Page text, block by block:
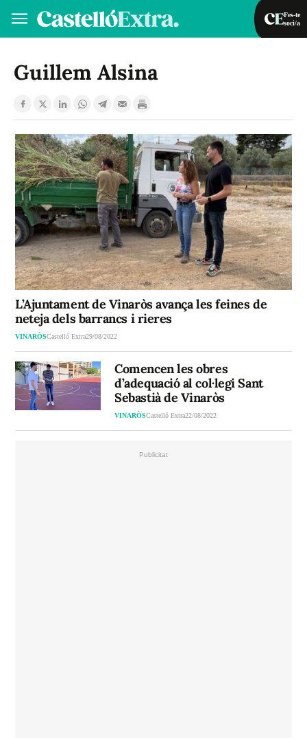
Fes-te
soci/a
VA
Guillem Alsina
L’Ajuntament de Vinaròs avança les feines de
neteja dels barrancs i rieres
VINARÒSCastelló Extra29/08/2022
Comencen les obres
d’adequació al col·legi Sant
Sebastià de Vinaròs
VINARÒSCastelló Extra22/08/2022